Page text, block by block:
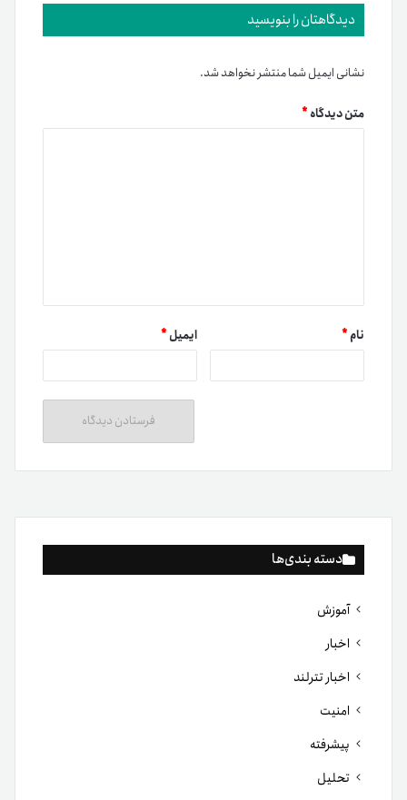
دسته بندی‌ها
آموزش
اخبار
اخبار تترلند
امنیت
پیشرفته
تحلیل
دیدگاهتان را بنویسید
نشانی ایمیل شما منتشر نخواهد شد.
متن دیدگاه*
نام* ایمیل*